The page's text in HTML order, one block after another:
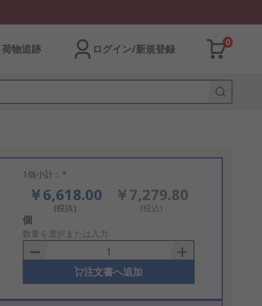
荷物追跡 ログイン/新規登録
0
1個小計：*
￥6,618.00
(税抜)
￥7,279.80
(税込)
Add
to
Basket
個
数量を選択または入力
注文書へ追加